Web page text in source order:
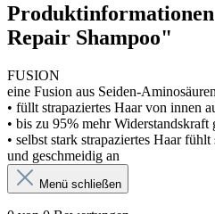
Repair Shampoo"
FUSION
eine Fusion aus Seiden-
• füllt strapaziertes Haar von innen
• bis zu 95% mehr Widerstandskraft
• selbst stark strapaziertes Haar
und geschmeidig an
Menü schließen